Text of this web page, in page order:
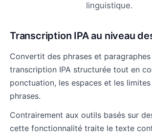
linguistique.
Transcription IPA au niveau
Convertit des phrases et
transcription IPA structurée tout en
ponctuation, les espaces et les
phrases.
Contrairement aux outils basés sur
cette fonctionnalité traite le texte